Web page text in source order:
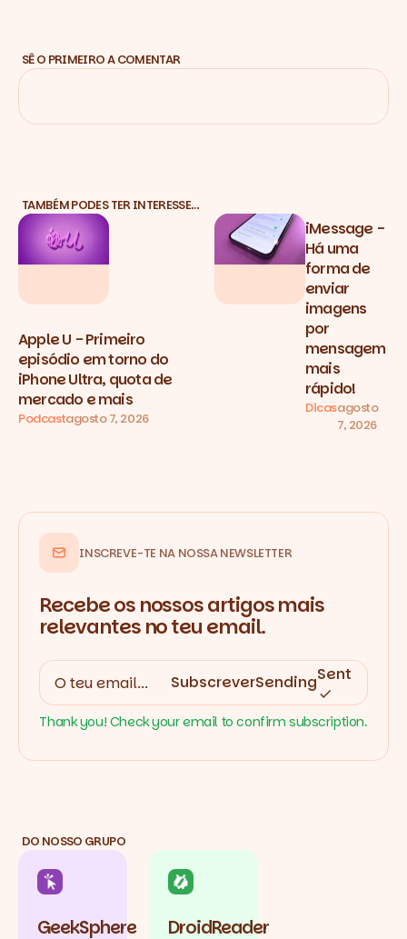
SÊ O PRIMEIRO A COMENTAR
TAMBÉM PODES TER INTERESSE…
Apple U - Primeiro
episódio em torno do
iPhone Ultra, quota de
mercado e mais
Podcastagosto 7, 2026
iMessage -
Há uma
forma de
enviar
imagens
por
mensagem
mais
rápido!
Dicasagosto
7, 2026
INSCREVE-TE NA NOSSA NEWSLETTER
Recebe os nossos artigos mais
relevantes no teu email.
SubscreverSendingSent
Thank you! Check your email to confirm subscription.
DO NOSSO GRUPO
GeekSphere DroidReader